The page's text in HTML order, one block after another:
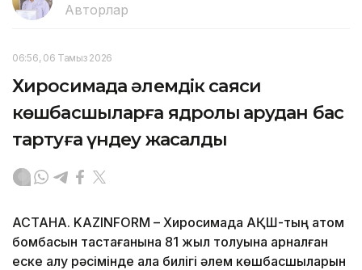
Авторлар
06:56, 06 Тамыз 2026
Хиросимада әлемдік саяси
көшбасшыларға ядролық қарудан бас
тартуға үндеу жасалды
АСТАНА. KAZINFORM – Хиросимада АҚШ-тың атом
бомбасын тастағанына 81 жыл толуына арналған
еске алу рәсімінде қала билігі әлем көшбасшыларын